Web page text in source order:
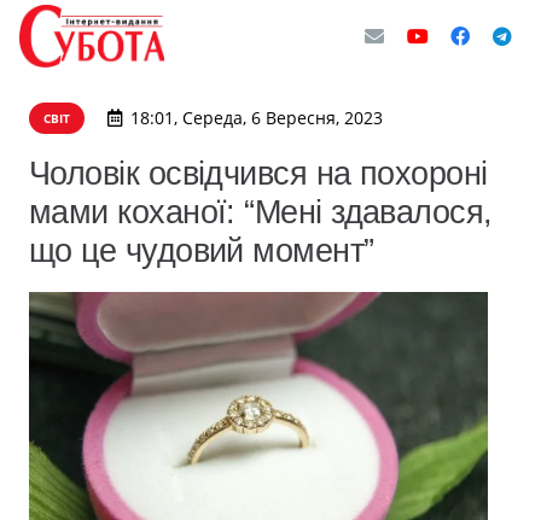
СВІТ 18:01, Середа, 6 Вересня, 2023
Чоловік освідчився на похороні
мами коханої: “Мені здавалося,
що це чудовий момент”